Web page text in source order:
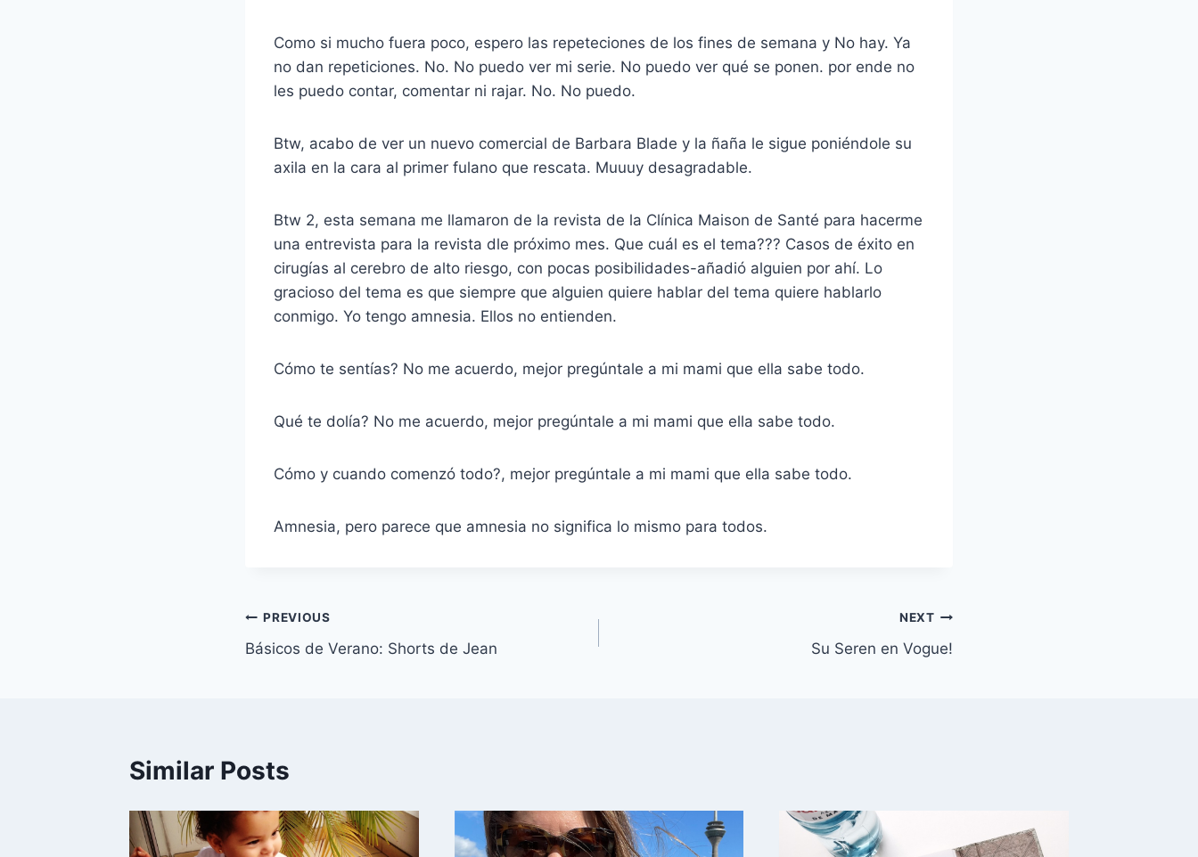
Como si mucho fuera poco, espero las repeteciones de los fines de semana y No hay. Ya
no dan repeticiones. No. No puedo ver mi serie. No puedo ver qué se ponen. por ende no
les puedo contar, comentar ni rajar. No. No puedo.
Btw, acabo de ver un nuevo comercial de Barbara Blade y la ñaña le sigue poniéndole su
axila en la cara al primer fulano que rescata. Muuuy desagradable.
Btw 2, esta semana me llamaron de la revista de la Clínica Maison de Santé para hacerme
una entrevista para la revista dle próximo mes. Que cuál es el tema??? Casos de éxito en
cirugías al cerebro de alto riesgo, con pocas posibilidades-añadió alguien por ahí. Lo
gracioso del tema es que siempre que alguien quiere hablar del tema quiere hablarlo
conmigo. Yo tengo amnesia. Ellos no entienden.
Cómo te sentías? No me acuerdo, mejor pregúntale a mi mami que ella sabe todo.
Qué te dolía? No me acuerdo, mejor pregúntale a mi mami que ella sabe todo.
Cómo y cuando comenzó todo?, mejor pregúntale a mi mami que ella sabe todo.
Amnesia, pero parece que amnesia no significa lo mismo para todos.
Navegación
de
PREVIOUS
Básicos de Verano: Shorts de Jean
NEXT
Su Seren en Vogue!
Similar Posts